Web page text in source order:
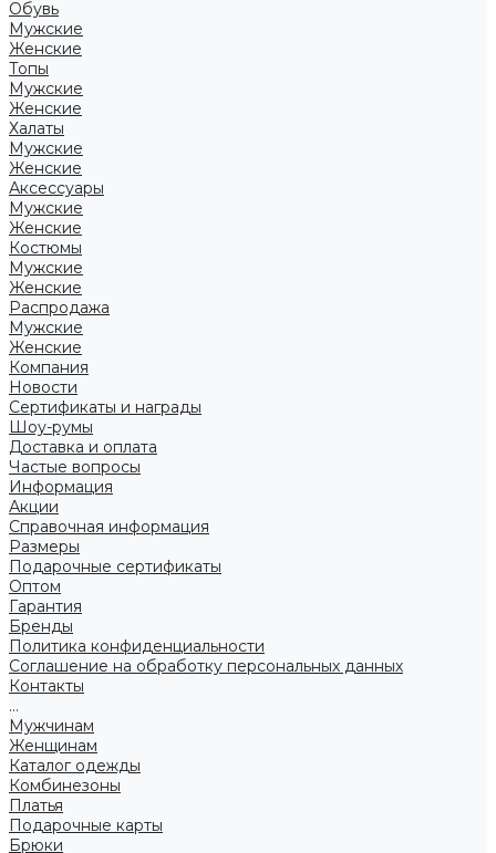
Обувь
Мужские
Женские
Топы
Мужские
Женские
Халаты
Мужские
Женские
Аксессуары
Мужские
Женские
Костюмы
Мужские
Женские
Распродажа
Мужские
Женские
Компания
Новости
Сертификаты и награды
Шоу-румы
Доставка и оплата
Частые вопросы
Информация
Акции
Справочная информация
Размеры
Подарочные сертификаты
Оптом
Гарантия
Бренды
Политика конфиденциальности
Соглашение на обработку персональных данных
Контакты
...
Мужчинам
Женщинам
Каталог одежды
Комбинезоны
Платья
Подарочные карты
Брюки